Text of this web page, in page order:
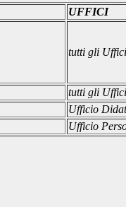
UFFICI
tutti gli Uffici
tutti gli Uffici
Ufficio
Ufficio